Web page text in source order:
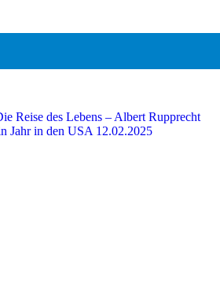
Reise des Lebens – Albert Rupprecht
Jahr in den USA 12.02.2025